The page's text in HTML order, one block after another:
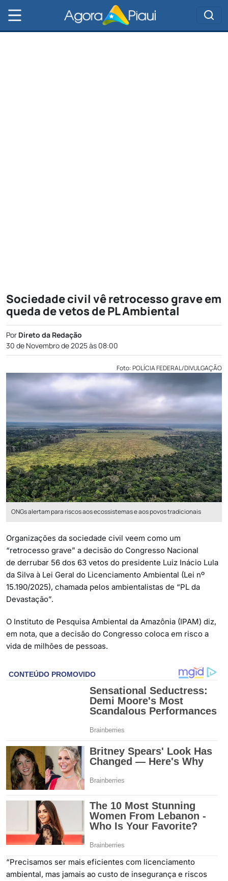
Sociedade civil vê retrocesso grave em
queda de vetos de PL Ambiental
Por Direto da Redação
30 de Novembro de 2025 às 08:00
Foto: POLÍCIA FEDERAL/DIVULGAÇÃO
ONGs alertam para riscos aos ecossistemas e aos povos tradicionais
Organizações da sociedade civil veem como um
“retrocesso grave” a decisão do Congresso Nacional
de derrubar 56 dos 63 vetos do presidente Luiz Inácio Lula
da Silva à Lei Geral do Licenciamento Ambiental (Lei nº
15.190/2025), chamada pelos ambientalistas de “PL da
Devastação”.
O Instituto de Pesquisa Ambiental da Amazônia (IPAM) diz,
em nota, que a decisão do Congresso coloca em risco a
vida de milhões de pessoas.
“Precisamos ser mais eficientes com licenciamento
ambiental, mas jamais ao custo de insegurança e riscos